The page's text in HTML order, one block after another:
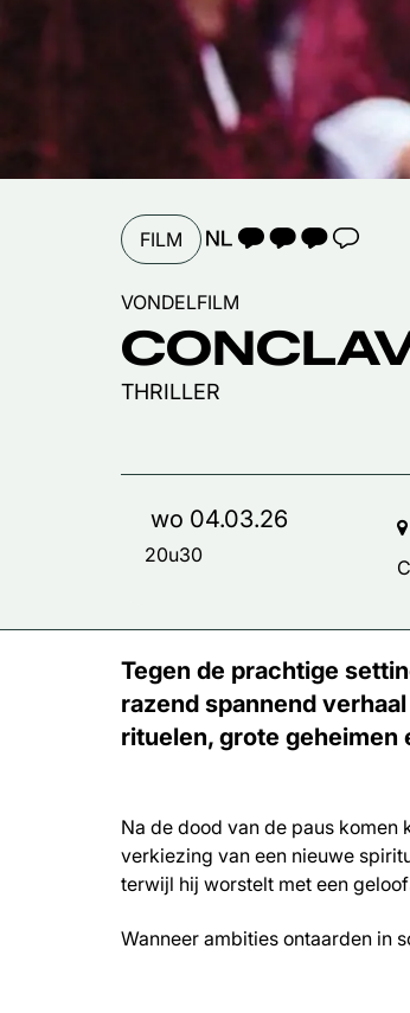
FILM TAALICOON 3
THRILLER
VONDELFILM
wo 04.03.26
20u30
Tegen de prachtige
razend spannend
rituelen, grote
Na de dood van de paus
verkiezing van een nieuwe
terwijl hij worstelt met een
Wanneer ambities ontaarden in